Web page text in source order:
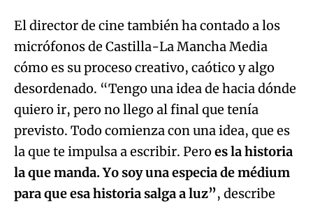
El director de cine también ha contado a los
micrófonos de Castilla-La Mancha Media
cómo es su proceso creativo, caótico y algo
desordenado. “Tengo una idea de hacia dónde
quiero ir, pero no llego al final que tenía
previsto. Todo comienza con una idea, que es
la que te impulsa a escribir. Pero es la historia
la que manda. Yo soy una especia de médium
para que esa historia salga a luz”, describe